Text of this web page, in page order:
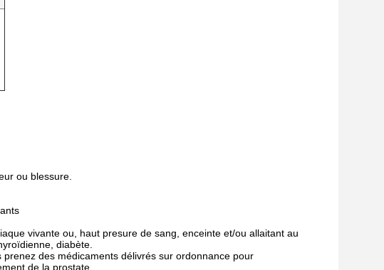
ou blessure.
vivante ou, haut presure de sang, enceinte et/ou allaitant au
diabète.
des médicaments délivrés sur ordonnance pour
de la prostate.